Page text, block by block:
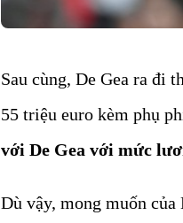
Sau cùng, De Gea ra đi
55 triệu euro kèm phụ
với De Gea với mức
Dù vậy, mong muốn